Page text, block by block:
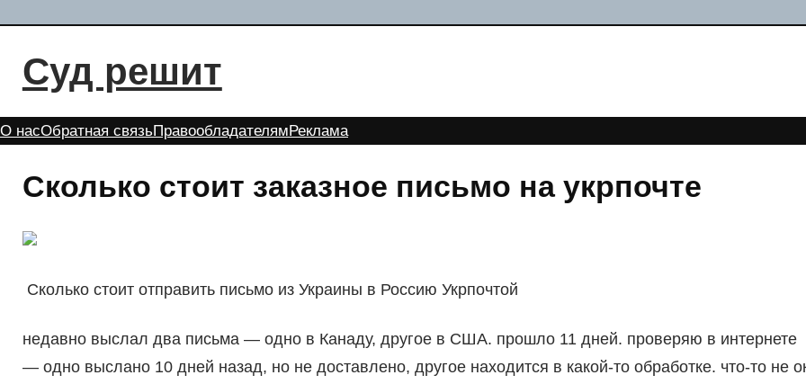
содержимому
Суд решит
О насОбратная связьПравообладателям Реклама
Сколько стоит заказное письмо на укрпочте
Сколько стоит отправить письмо из Украины в Россию Укрпочтой
недавно выслал два письма — одно в Канаду, другое в США. прошло 11 дней. проверяю в интернете
— одно выслано 10 дней назад, но не доставлено, другое находится в какой-то обработке. что-то не